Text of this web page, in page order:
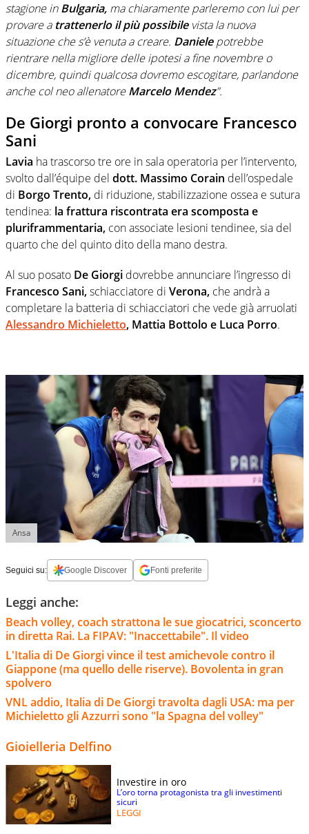
stagione inBulgaria, ma chiaramente parleremo con lui per
provare a trattenerlo il più possibilevista la nuova
situazione che s’è venuta a creare. Danielepotrebbe
rientrare nella migliore delle ipotesi a fine novembre o
dicembre, quindi qualcosa dovremo escogitare, parlandone
anche col neo allenatoreMarcelo Mendez”.
De Giorgi pronto a convocare Francesco
Sani
Lavia ha trascorso tre ore in sala operatoria per l’intervento,
svolto dall’équipe del dott. Massimo Corain dell’ospedale
di Borgo Trento, di riduzione, stabilizzazione ossea e sutura
tendinea: la frattura riscontrata era scomposta e
pluriframmentaria, con associate lesioni tendinee, sia del
quarto che del quinto dito della mano destra.
Al suo posato De Giorgi dovrebbe annunciare l’ingresso di
Francesco Sani,schiacciatore di Verona, che andrà a
completare la batteria di schiacciatori che vede già arruolati
Alessandro Michieletto, Mattia Bottolo e Luca Porro.
Ansa
Seguici su: Google Discover Fonti preferite
Leggi anche:
Beach volley, coach strattona le sue giocatrici, sconcerto
in diretta Rai. La FIPAV: "Inaccettabile". Il video
L'Italia di De Giorgi vince il test amichevole contro il
Giappone (ma quello delle riserve). Bovolenta in gran
spolvero
VNL addio, Italia di De Giorgi travolta dagli USA: ma per
Michieletto gli Azzurri sono "la Spagna del volley"
Gioielleria Delfino
Investire in oro
L’oro torna protagonista tra gli investimenti
sicuri
LEGGI